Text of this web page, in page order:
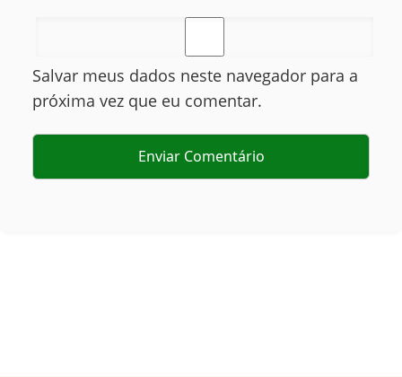
Salvar meus dados neste navegador para a
próxima vez que eu comentar.